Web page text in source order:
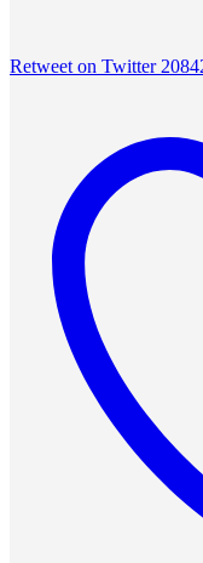
Retweet on Twitter